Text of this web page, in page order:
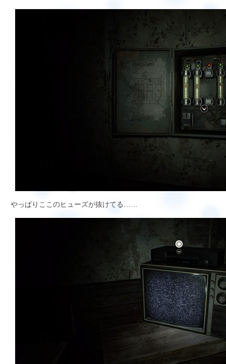
やっぱりここのヒューズが抜けてる……